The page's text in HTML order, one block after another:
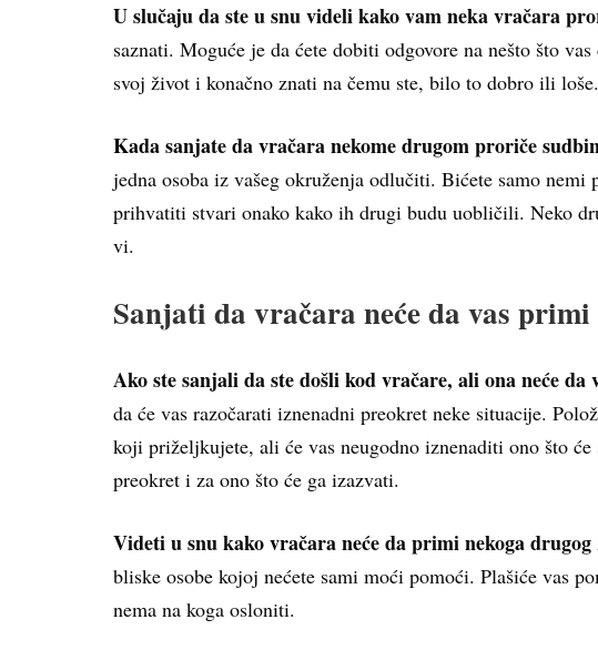
U slučaju da ste u snu videli kako vam neka vračara
saznati. Moguće je da ćete dobiti odgovore na nešto što
svoj život i konačno znati na čemu ste, bilo to dobro ili loše.
Kada sanjate da vračara nekome drugom proriče
jedna osoba iz vašeg okruženja odlučiti. Bićete samo nemi
prihvatiti stvari onako kako ih drugi budu uobličili. Neko
vi.
Sanjati da vračara neće da vas primi
Ako ste sanjali da ste došli kod vračare, ali ona neće da
da će vas razočarati iznenadni preokret neke situacije.
koji priželjkujete, ali će vas neugodno iznenaditi ono što
preokret i za ono što će ga izazvati.
Videti u snu kako vračara neće da primi nekoga drugog
bliske osobe kojoj nećete sami moći pomoći. Plašiće vas
nema na koga osloniti.